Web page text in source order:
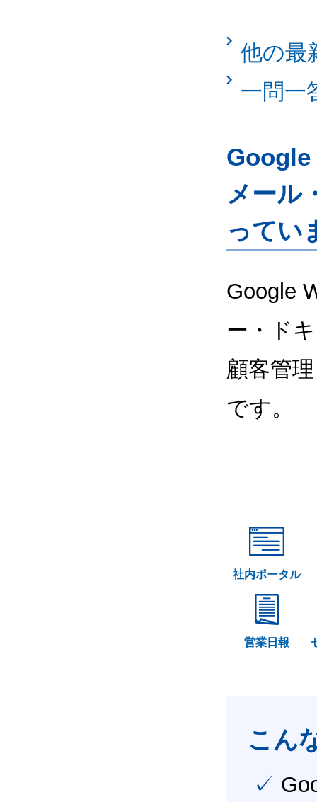
他の最
一問一
Google
メール
ってい
Google
ー・ド
顧客管
です。
社内ポータル
営業日報
こん
✓ Google Workspace（旧G Suite） を社内で導入